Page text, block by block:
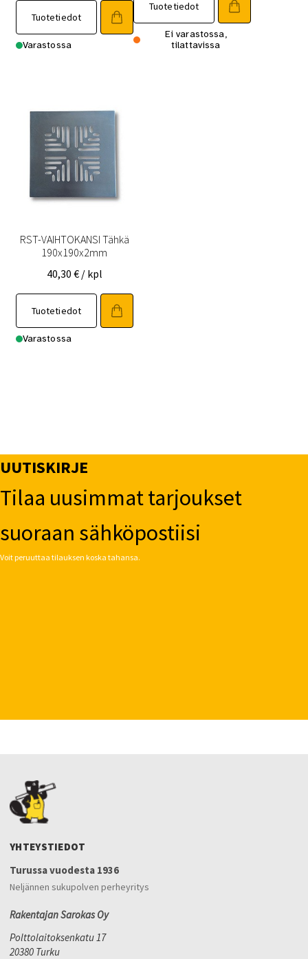
Tuotetiedot
Varastossa
Tuotetiedot
Ei varastossa,
tilattavissa
RST-VAIHTOKANSI Tähkä
190x190x2mm
40,30 € / kpl
Tuotetiedot
Varastossa
UUTISKIRJE
Tilaa uusimmat tarjoukset
suoraan sähköpostiisi
Voit peruuttaa tilauksen koska tahansa.
YHTEYSTIEDOT
Turussa vuodesta 1936
Neljännen sukupolven perheyritys
Rakentajan Sarokas Oy
Polttolaitoksenkatu 17
20380 Turku